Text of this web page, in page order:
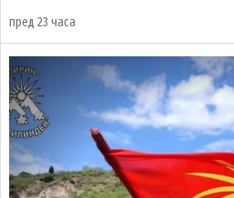
пред 23 часа